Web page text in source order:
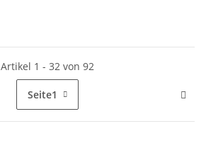
Artikel 1 - 32 von 92
Seite1